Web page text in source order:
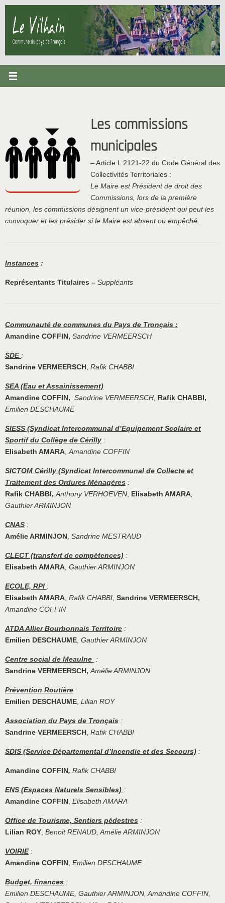
Passer
contenu
Les commissions
municipales
– Article L 2121-22 du Code Général des
Collectivités Territoriales :
Le Maire est Président de droit des
Commissions, lors de la première
réunion, les commissions désignent un vice-président qui peut les
convoquer et les présider si le Maire est absent ou empêché.
Instances :
Représentants Titulaires – Suppléants
Communauté de communes du Pays de Tronçais :
Amandine COFFIN, Sandrine VERMEERSCH
SDE :
Sandrine VERMEERSCH Rafik CHABBI
SEA (Eau et Assainissement)
Amandine COFFIN, Sandrine VERMEERSCH Rafik CHABBI,
Emilien DESCHAUME
SIESS (Syndicat Intercommunal d’Equipement Scolaire et
Sportif du Collège de Cérilly :
Elisabeth AMARA Amandine COFFIN
SICTOM Cérilly (Syndicat Intercommunal de Collecte et
Traitement des Ordures Ménagères :
Rafik CHABBI, Anthony VERHOEVEN Elisabeth AMARA
Gauthier ARMINJON
CNAS :
Amélie ARMINJON Sandrine MESTRAUD
CLECT (transfert de compétences) :
Elisabeth AMARA Gauthier ARMINJON
ECOLE, RPI :
Elisabeth AMARA Rafik CHABBI Sandrine VERMEERSCH,
Amandine COFFIN
ATDA Allier Bourbonnais Territoire :
Emilien DESCHAUME Gauthier ARMINJON
Centre social de Meaulne :
Sandrine VERMEERSCH, Amélie ARMINJON
Prévention Routière :
Emilien DESCHAUME Lilian ROY
Association du Pays de Tronçais :
Sandrine VERMEERSCH Rafik CHABBI
SDIS (Service Départemental d’Incendie et des Secours) :
Amandine COFFIN, Rafik CHABBI
ENS (Espaces Naturels Sensibles) :
Amandine COFFIN Elisabeth AMARA
Office de Tourisme, Sentiers pédestres :
Lilian ROY Benoit RENAUD, Amélie ARMINJON
VOIRIE:
Amandine COFFIN Emilien DESCHAUME
Budget, finances :
Emilien DESCHAUME, Gauthier ARMINJON, Amandine COFFIN,